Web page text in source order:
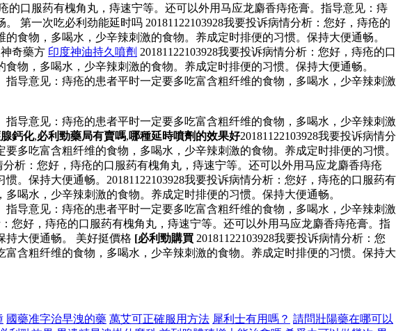
的口服药有槐角丸，痔速宁等。还可以外用马应龙麝香痔疮膏。指导意见：痔
第一次吃必利劲能延时吗 20181122103928我要投诉病情分析：您好，痔疮的
食物，多喝水，少辛辣刺激的食物。养成定时排便的习惯。保持大便通畅。
奇藥方 印度神油持久噴劑 20181122103928我要投诉病情分析：您好，痔疮的口
物，多喝水，少辛辣刺激的食物。养成定时排便的习惯。保持大便通畅。
导意见：痔疮的患者平时一定要多吃富含粗纤维的食物，多喝水，少辛辣刺激
导意见：痔疮的患者平时一定要多吃富含粗纤维的食物，多喝水，少辛辣刺激
鈣化,必利勁藥局有賣嗎,哪種延時噴劑的效果好20181122103928我要投诉病情分
多吃富含粗纤维的食物，多喝水，少辛辣刺激的食物。养成定时排便的习惯。
析：您好，痔疮的口服药有槐角丸，痔速宁等。还可以外用马应龙麝香痔疮
。保持大便通畅。20181122103928我要投诉病情分析：您好，痔疮的口服药有
喝水，少辛辣刺激的食物。养成定时排便的习惯。保持大便通畅。
导意见：痔疮的患者平时一定要多吃富含粗纤维的食物，多喝水，少辛辣刺激
：您好，痔疮的口服药有槐角丸，痔速宁等。还可以外用马应龙麝香痔疮膏。指
持大便通畅。 美好挺價格 [必利勁購買 20181122103928我要投诉病情分析：您
含粗纤维的食物，多喝水，少辛辣刺激的食物。养成定时排便的习惯。保持大
國藥准字治早洩的藥 萬艾可正確服用方法 犀利士有用嗎？ 請問壯陽藥在哪可以